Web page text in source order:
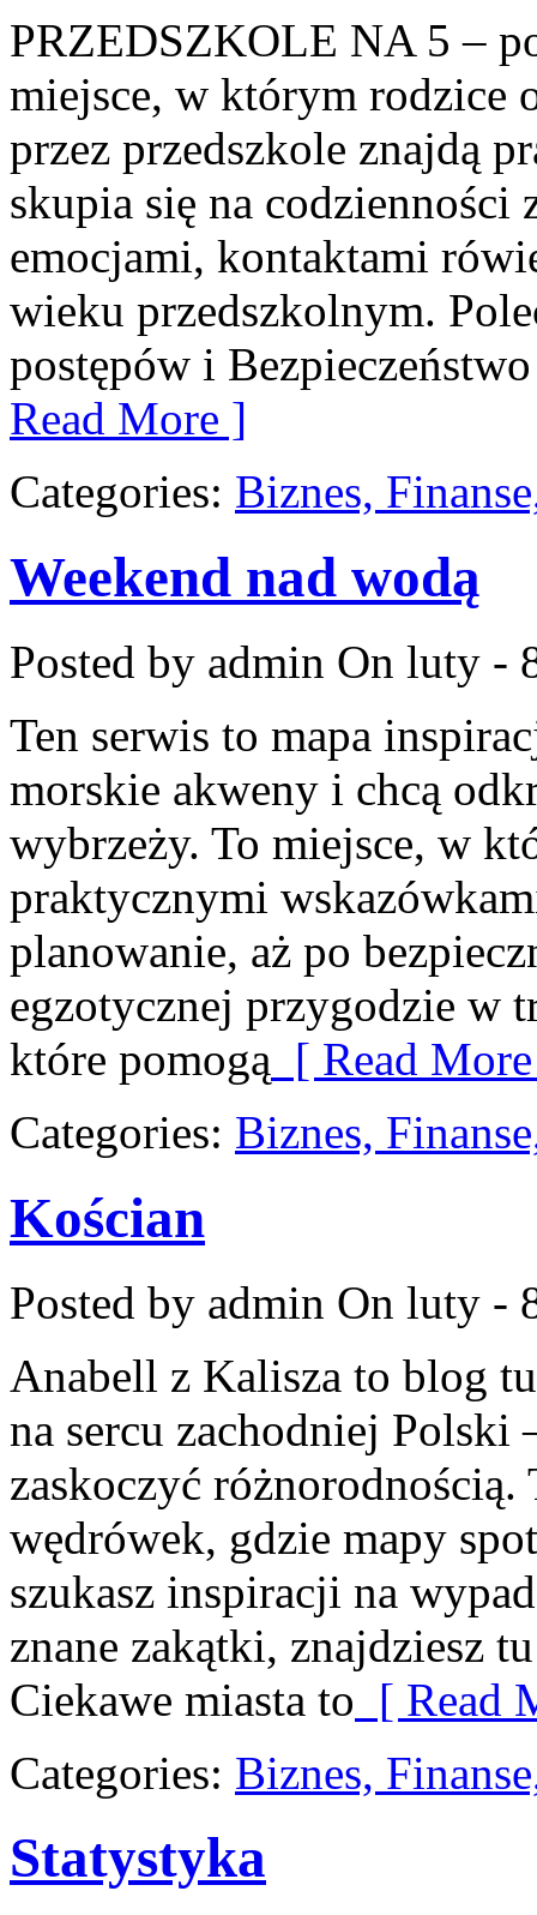
PRZEDSZKOLE NA 5 –
miejsce, w którym rodzice
przez przedszkole znajdą
skupia się na codzienności
emocjami, kontaktami
wieku przedszkolnym.
postępów i
Read More ]
Categories: Biznes,
Weekend nad wodą
Posted by admin On luty -
Ten serwis to mapa
morskie akweny i chcą
wybrzeży. To miejsce, w
praktycznymi
planowanie, aż po
egzotycznej przygodzie w
które pomogą [ Read
Categories: Biznes,
Kościan
Posted by admin On luty -
Anabell z Kalisza to blog
na sercu zachodniej
zaskoczyć
wędrówek, gdzie mapy
szukasz inspiracji na
znane zakątki, znajdziesz
Ciekawe miasta to [ Read
Categories: Biznes,
Statystyka